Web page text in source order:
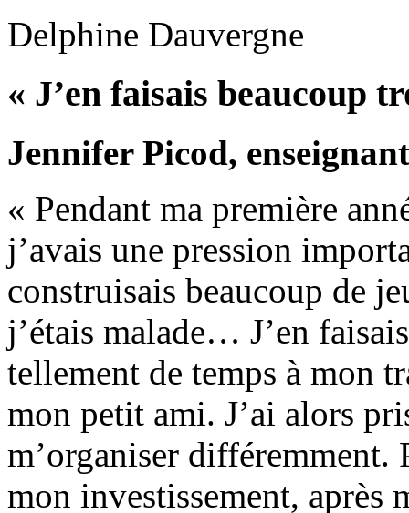
Delphine Dauvergne
« J’en faisais beaucoup
Jennifer Picod,
« Pendant ma première
j’avais une pression
construisais beaucoup de
j’étais malade… J’en
tellement de temps à mon
mon petit ami. J’ai alors
m’organiser différemment.
mon investissement, après